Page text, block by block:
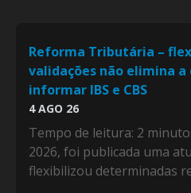
Reforma Tributária –
validações não elimina a
informar IBS e CBS
4 AGO 26
Tempo de leitura: 2
2026, foi publicada uma
flexibilizou determinadas